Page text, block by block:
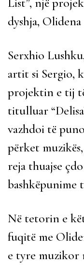
dyshja,
Serxhio
artit si Sergio,
projektin e tij
titulluar
vazhdoi të
përket
reja thuajse
bashkëpunime
Në tetorin e
fuqitë me
e tyre muzikor